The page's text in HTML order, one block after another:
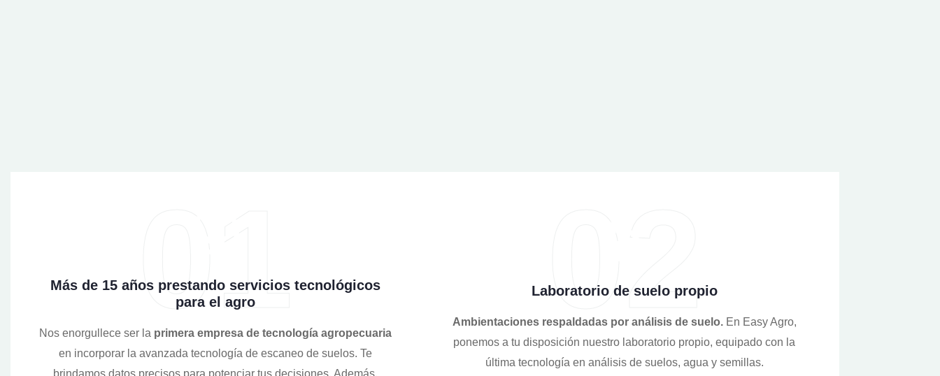
Más de 15 años prestando servicios tecnológicos
para el agro
Nos enorgullece ser la primera empresa de tecnología agropecuaria
en incorporar la avanzada tecnología de escaneo de suelos. Te
01 Laboratorio de suelo propio
Ambientaciones respaldadas por análisis de suelo. En Easy Agro,
ponemos a tu disposición nuestro laboratorio propio, equipado con la
última tecnología en análisis de suelos, agua y semillas.
02